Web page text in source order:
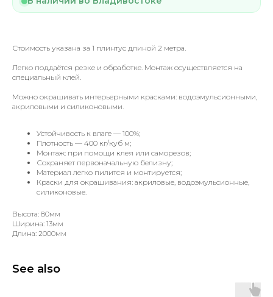
Стоимость указана за 1 плинтус длиной 2 метра.
Легко поддаётся резке и обработке. Монтаж осуществляется на
специальный клей.
Можно окрашивать интерьерными красками: водоэмульсионными,
акриловыми и силиконовыми.
Устойчивость к влаге — 100%;
Плотность — 400 кг/куб м;
Монтаж: при помощи клея или саморезов;
Сохраняет первоначальную белизну;
Материал легко пилится и монтируется;
Краски для окрашивания: акриловые, водоэмульсионные,
силиконовые.
Высота: 80мм
Ширина: 13мм
Длина: 2000мм
See also